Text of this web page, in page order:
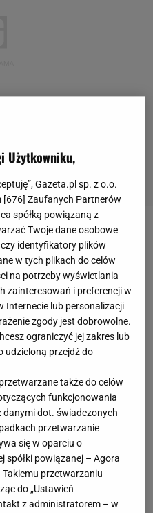
jogurtu
Użytkowniku,
Gazeta.pl sp. z o.o.
[676] Zaufanych Partnerów
spółką powiązaną z
Twoje dane osobowe
czy identyfikatory plików
w tych plikach do celów
na potrzeby wyświetlania
zainteresowań i preferencji w
Internecie lub personalizacji
zgody jest dobrowolne.
ograniczyć jej zakres lub
udzieloną przejdź do
także do celów
funkcjonowania
danymi dot. świadczonych
przetwarzanie
się w oparciu o
spółki powiązanej – Agora
przetwarzaniu
do „Ustawień
z administratorem – w